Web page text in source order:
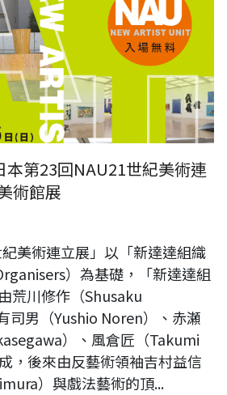
本第23回NAU21世紀美術連
術館展
美術連立展」以「新達達組織
）為基礎，「新達達組
荒川修作（Shusaku
司男（Yushio Noren）、赤瀬
）、風倉匠（Takumi
，後來由反藝術領袖吉村益信
）與戲法藝術的頂...